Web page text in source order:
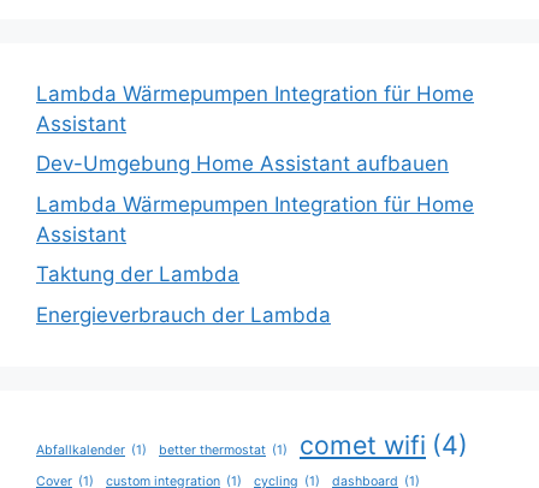
Lambda Wärmepumpen Integration für Home
Assistant
Dev-Umgebung Home Assistant aufbauen
Lambda Wärmepumpen Integration für Home
Assistant
Taktung der Lambda
Energieverbrauch der Lambda
Abfallkalender (1) better thermostat (1) comet wifi (4)
Cover (1) custom integration (1) cycling (1) dashboard (1)